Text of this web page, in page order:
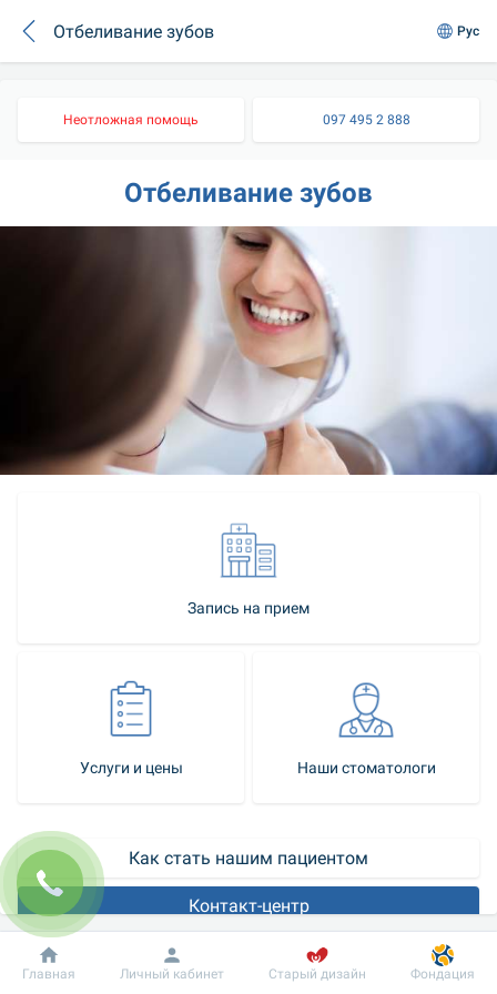
Отбеливание зубов Рус
Неотложная помощь 097 495 2 888
Отбеливание зубов
Запись на прием
Услуги и цены Наши стоматологи
Как стать нашим пациентом
Контакт-центр
Белоснежная улыбка – показатель красоты, молодости и
Добробут Информация Пациенту
Главная Личный кабинет Старый дизайн Фондация